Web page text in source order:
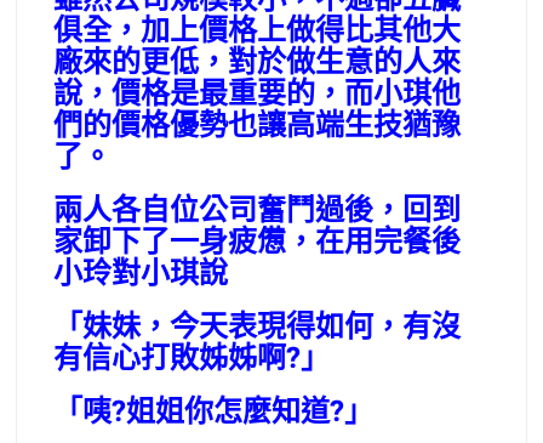
俱全，加上價格上做得比其他大
廠來的更低，對於做生意的人來
說，價格是最重要的，而小琪他
們的價格優勢也讓高端生技猶豫
了。
兩人各自位公司奮鬥過後，回到
家卸下了一身疲憊，在用完餐後
小玲對小琪說
「妹妹，今天表現得如何，有沒
有信心打敗姊姊啊?」
「咦?姐姐你怎麼知道?」